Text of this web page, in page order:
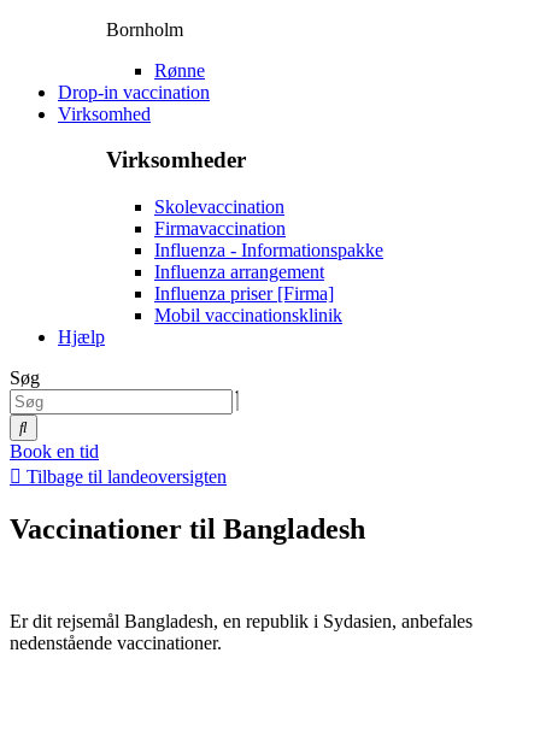
Bornholm
Rønne
Drop-in vaccination
Virksomhed
Virksomheder
Skolevaccination
Firmavaccination
Influenza - Informationspakke
Influenza arrangement
Influenza priser [Firma]
Mobil vaccinationsklinik
Hjælp
Søg
Book en tid
Tilbage til landeoversigten
Vaccinationer til Bangladesh
Er dit rejsemål Bangladesh, en republik i Sydasien, anbefales
nedenstående vaccinationer.